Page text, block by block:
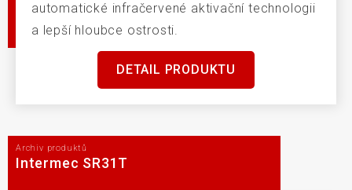
automatické infračervené aktivační technologii
a lepší hloubce ostrosti.
DETAIL PRODUKTU
Archiv produktů
Intermec SR31T